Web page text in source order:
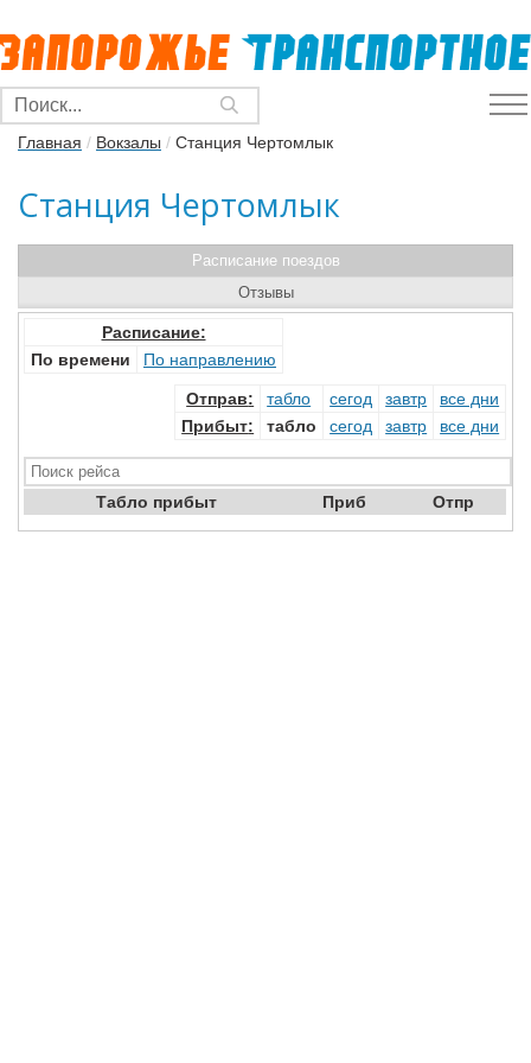
Главная / Вокзалы / Станция Чертомлык
Станция Чертомлык
Расписание поездов
Расписание:
По времени
По направлению
Отправ: табло сегод завтр
все дни
Прибыт: табло сегод завтр все дни
Табло прибыт Приб Отпр
Отзывы